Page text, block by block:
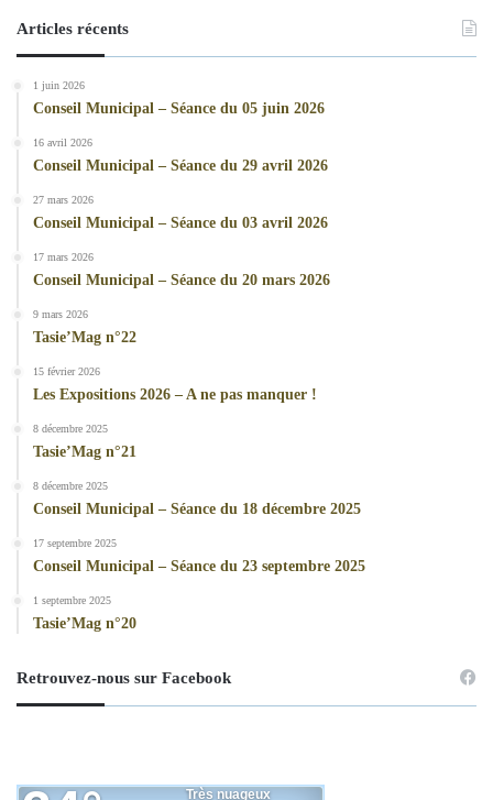
Articles récents
1 juin 2026
Conseil Municipal – Séance du 05 juin 2026
16 avril 2026
Conseil Municipal – Séance du 29 avril 2026
27 mars 2026
Conseil Municipal – Séance du 03 avril 2026
17 mars 2026
Conseil Municipal – Séance du 20 mars 2026
9 mars 2026
Tasie’Mag n°22
15 février 2026
Les Expositions 2026 – A ne pas manquer !
8 décembre 2025
Tasie’Mag n°21
8 décembre 2025
Conseil Municipal – Séance du 18 décembre 2025
17 septembre 2025
Conseil Municipal – Séance du 23 septembre 2025
1 septembre 2025
Tasie’Mag n°20
Retrouvez-nous sur Facebook